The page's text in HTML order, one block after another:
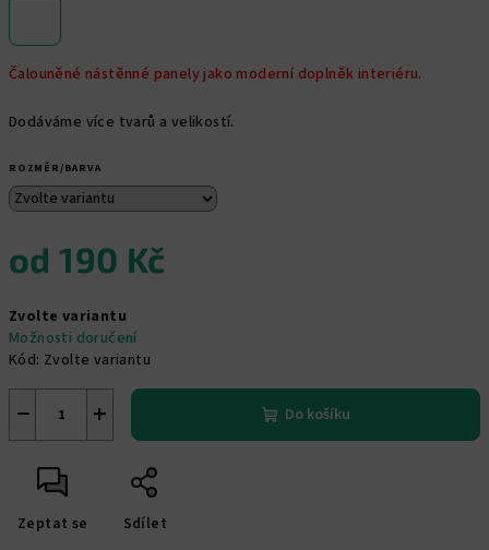
Čalouněné nástěnné panely jako moderní doplněk interiéru.
Dodáváme více tvarů a velikostí.
ROZMĚR/BARVA
od190 Kč
cena:
Zvolte variantu
Možnosti doručení
Kód: Zvolte variantu
+
− Do košíku
Zeptat se Sdílet